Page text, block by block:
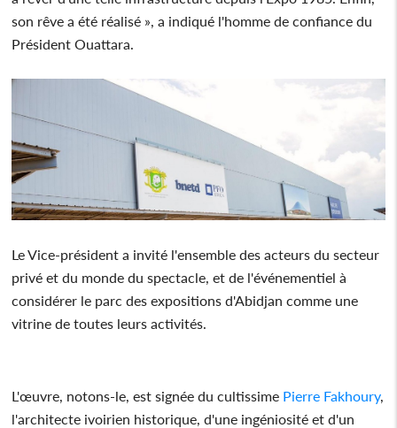
son rêve a été réalisé », a indiqué l'homme de confiance du
Président Ouattara.
Le Vice-président a invité l'ensemble des acteurs du secteur
privé et du monde du spectacle, et de l'événementiel à
considérer le parc des expositions d'Abidjan comme une
vitrine de toutes leurs activités.
L'œuvre, notons-le, est signée du cultissime Pierre Fakhoury,
l'architecte ivoirien historique, d'une ingéniosité et d'un